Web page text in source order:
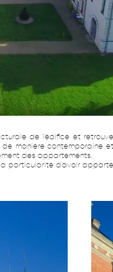
de l’édifice et
manière contemporaine
des appartements.
particularité d’avoir